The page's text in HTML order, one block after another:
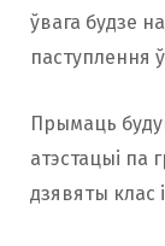
ўвага будзе
паступлення
Прымаць
атэстацыі па
дзявяты клас